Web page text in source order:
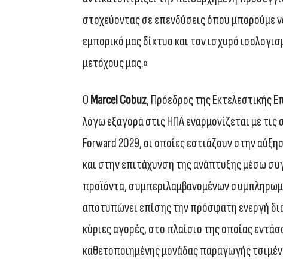
στοχεύοντας σε επενδύσεις όπου μπορούμε
εμπορικό μας δίκτυο και τον ισχυρό
μετόχους μας.»
Ο Marcel Cobuz, Πρόεδρος της Εκτελεστικής
λόγω εξαγορά στις ΗΠΑ εναρμονίζεται με
Forward 2029, οι οποίες εστιάζουν στην
και στην επιτάχυνση της ανάπτυξης μέσω
προϊόντα, συμπεριλαμβανομένων
αποτυπώνει επίσης την πρόσφατη ενεργή
κύριες αγορές, στο πλαίσιο της οποίας
καθετοποιημένης μονάδας παραγωγής